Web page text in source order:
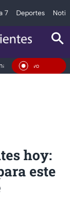
7 Deportes
Deportes
En Vivo
hoy:
este